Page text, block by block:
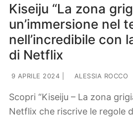
Kiseiju “La zona
un’immersione nel
nell’incredibile con
di Netflix
9 APRILE 2024 ALESSIA ROCCO
Scopri “Kiseiju – La zona
Netflix che riscrive le regole